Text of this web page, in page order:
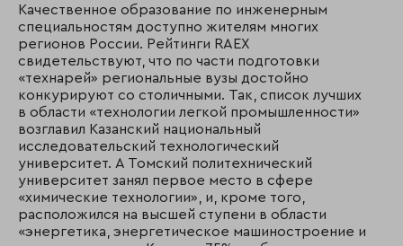
Качественное образование по инженерным
специальностям доступно жителям многих
регионов России. Рейтинги RAEX
свидетельствуют, что по части подготовки
«технарей» региональные вузы достойно
конкурируют со столичными. Так, список лучших
в области «технологии легкой промышленности»
возглавил Казанский национальный
исследовательский технологический
университет. А Томский политехнический
университет занял первое место в сфере
«химические технологии», и, кроме того,
расположился на высшей ступени в области
«энергетика, энергетическое машиностроение и